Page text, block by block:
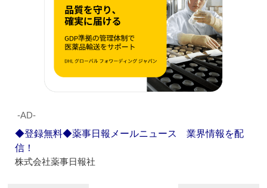
‐AD‐
◆登録無料◆薬事日報メールニュース 業界情報を配
信！
株式会社薬事日報社